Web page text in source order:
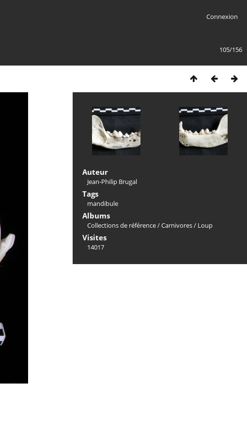
Connexion
105/156
Auteur
Jean-Philip Brugal
Tags
mandibule
Albums
Collections de référence/Carnivores/ Loup
Visites
14017